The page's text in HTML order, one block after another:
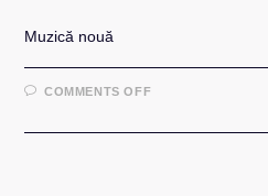
Muzică nouă
COMMENTS OFFON
IN